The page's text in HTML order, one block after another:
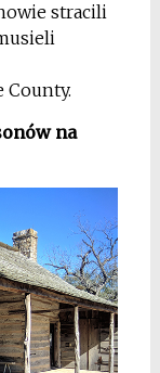
stracili
na